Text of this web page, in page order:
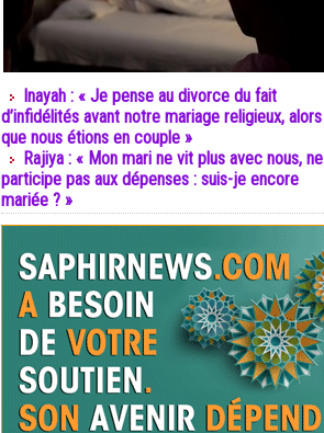
Inayah : « Je pense au divorce du fait
d’infidélités avant notre mariage religieux, alors
que nous étions en couple »
Rajiya : « Mon mari ne vit plus avec nous, ne
participe pas aux dépenses : suis-je encore
mariée ? »